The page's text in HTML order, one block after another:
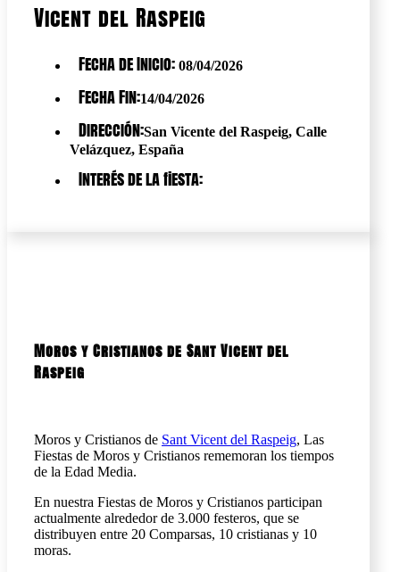
Vicent del Raspeig
Fecha de Inicio: 08/04/2026
Fecha Fin:14/04/2026
Dirección:San Vicente del Raspeig, Calle
Velázquez, España
Interés de la fiesta:
Moros y Cristianos de Sant Vicent del
Raspeig
Moros y Cristianos de Sant Vicent del Raspeig, Las
Fiestas de Moros y Cristianos rememoran los tiempos
de la Edad Media.
En nuestra Fiestas de Moros y Cristianos participan
actualmente alrededor de 3.000 festeros, que se
distribuyen entre 20 Comparsas, 10 cristianas y 10
moras.